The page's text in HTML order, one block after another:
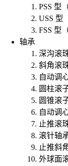
PSS 型
USS 型
FSS 型
轴承
深沟滚
斜角滚
自动调
圆柱滚
圆锥滚
自动调
止推滚
滚针轴
止推斜
外球面